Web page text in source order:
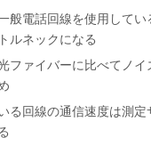
般電話回線を使用してい
ルネックになる
ファイバーに比べてノイ
る回線の通信速度は測定